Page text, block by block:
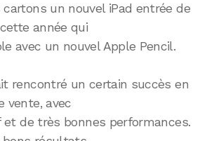
un nouvel iPad entrée de
année qui
avec un nouvel Apple Pencil.
rencontré un certain succès en
vente, avec
et de très bonnes performances.